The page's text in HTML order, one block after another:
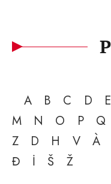
A B C D E
M
N O P Q
Z
D H V À
Đ
İ Š Ž